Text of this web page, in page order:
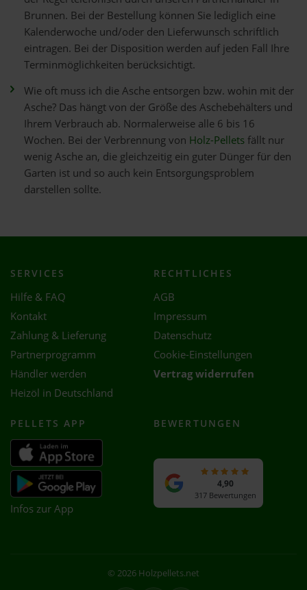
Brunnen. Bei der Bestellung können Sie lediglich eine
Kalenderwoche und/oder den Lieferwunsch schriftlich
eintragen. Bei der Disposition werden auf jeden Fall Ihre
Terminmöglichkeiten berücksichtigt.
Wie oft muss ich die Asche entsorgen bzw. wohin mit der
Asche? Das hängt von der Größe des Aschebehälters und
Ihrem Verbrauch ab. Normalerweise alle 6 bis 16
Wochen. Bei der Verbrennung von Holz-Pelletsfällt nur
wenig Asche an, die gleichzeitig ein guter Dünger für den
Garten ist und so auch kein Entsorgungsproblem
darstellen sollte.
SERVICES
Hilfe & FAQ
Kontakt
Zahlung & Lieferung
Partnerprogramm
Händler werden
Heizöl in Deutschland
RECHTLICHES
AGB
Impressum
Datenschutz
Cookie-Einstellungen
Vertrag widerrufen
PELLETS APP
Infos zur App
BEWERTUNGEN
4,90
317 Bewertungen
© 2026 Holzpellets.net